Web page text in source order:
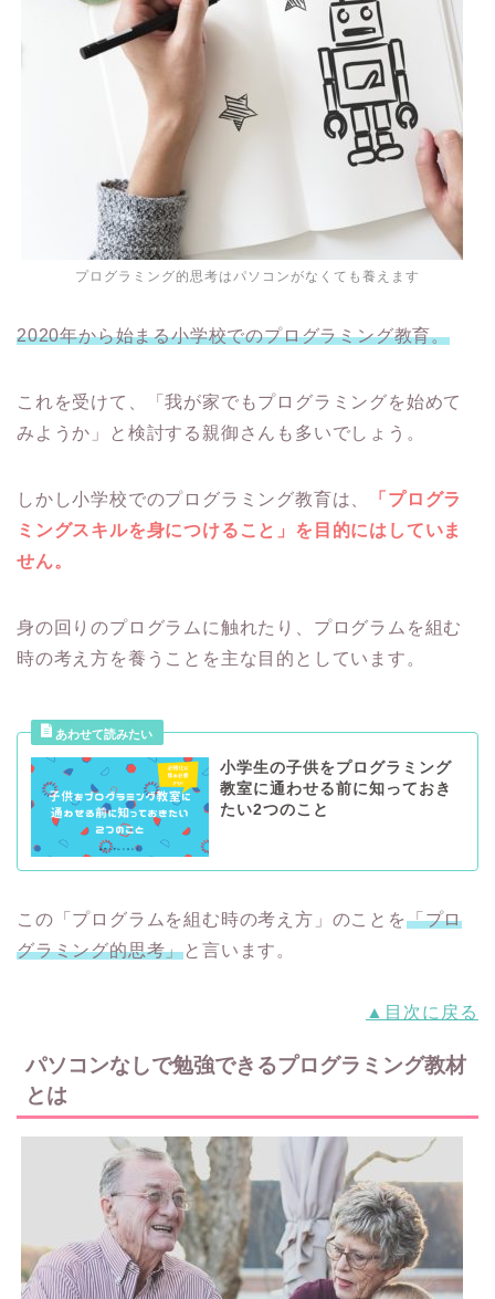
プログラミング的思考はパソコンがなくても養えます
2020年から始まる小学校でのプログラミング教育。
これを受けて、「我が家でもプログラミングを始めて
みようか」と検討する親御さんも多いでしょう。
しかし小学校でのプログラミング教育は、
「プログラ
ミングスキルを身につけること」を目的にはしていま
せん。
身の回りのプログラムに触れたり、プログラムを組む
時の考え方を養うことを主な目的としています。
小学生の子供をプログラミング
教室に通わせる前に知っておき
たい2つのこと
この「プログラムを組む時の考え方」のことを「プロ
グラミング的思考」と言います。
▲目次に戻る
パソコンなしで勉強できるプログラミング教材
とは